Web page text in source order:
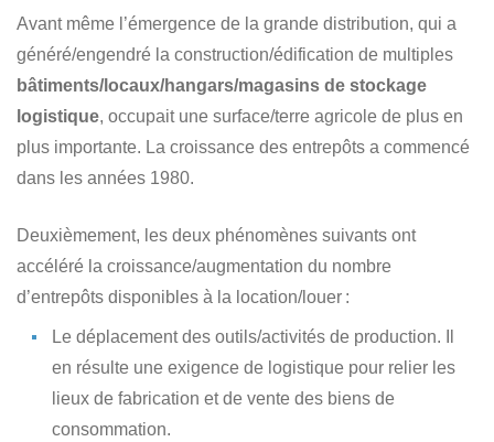
Avant même l’émergence de la grande distribution, qui a
généré/engendré la construction/édification de multiples
bâtiments/locaux/hangars/magasins de stockage
logistique, occupait une surface/terre agricole de plus en
plus importante. La croissance des entrepôts a commencé
dans les années 1980.
Deuxièmement, les deux phénomènes suivants ont
accéléré la croissance/augmentation du nombre
d’entrepôts disponibles à la location/louer :
Le déplacement des outils/activités de production. Il
en résulte une exigence de logistique pour relier les
lieux de fabrication et de vente des biens de
consommation.